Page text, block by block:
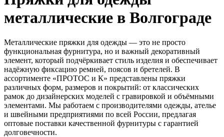
металлические в Волгограде
Металлические пряжки для одежды — это не просто
функциональная фурнитура, но и важный декоративный
элемент, который подчёркивает стиль изделия и обеспечивает
надёжную фиксацию ремней, поясов и бретелей. В
ассортименте «ПРОТОС и К» представлены пряжки
различных форм, размеров и покрытий: от классических
рамок до дизайнерских моделей с гравировкой и объёмными
элементами. Мы работаем с производителями одежды, ателье
и швейными предприятиями по всей России, предлагая
оптовые поставки качественной фурнитуры с гарантией
долговечности.